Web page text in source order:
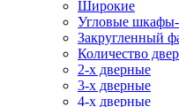
Широкие
Угловые
Закругленный
Количество
2-х дверные
3-х дверные
4-х дверные